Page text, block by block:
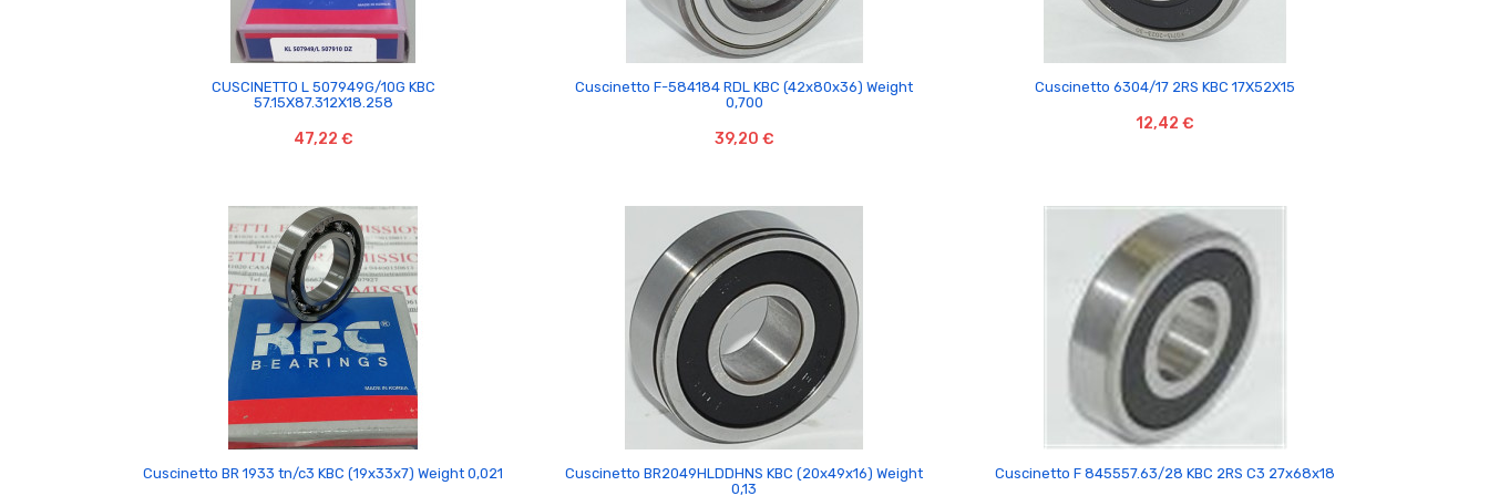

CUSCINETTO L 507949G/10G KBC
57.15X87.312X18.258
47,22 €

Cuscinetto F-584184 RDL KBC (42x80x36) Weight
0,700
39,20 €

Cuscinetto 6304/17 2RS KBC 17X52X15
12,42 €

Cuscinetto BR 1933 tn/c3 KBC (19x33x7) Weight 0,021 
Cuscinetto BR2049HLDDHNS KBC (20x49x16) Weight
0,13

Cuscinetto F 845557.63/28 KBC 2RS C3 27x68x18